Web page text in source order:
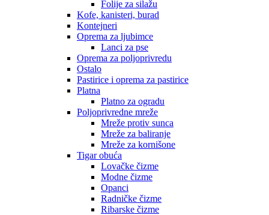
Folije za silažu
Kofe, kanisteri, burad
Kontejneri
Oprema za ljubimce
Lanci za pse
Oprema za poljoprivredu
Ostalo
Pastirice i oprema za pastirice
Platna
Platno za ogradu
Poljoprivredne mreže
Mreže protiv sunca
Mreže za baliranje
Mreže za kornišone
Tigar obuća
Lovačke čizme
Modne čizme
Opanci
Radničke čizme
Ribarske čizme